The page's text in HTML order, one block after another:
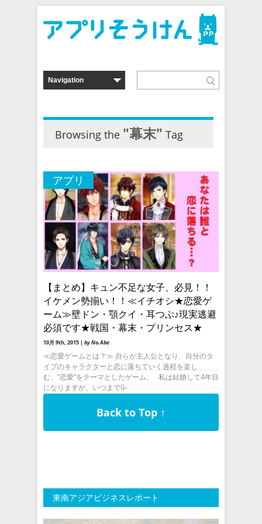
Browsing the "幕末" Tag
アプリ
【まとめ】キュン不足な女子、必見！！
イケメン勢揃い！！≪イチオシ★恋愛ゲ
ーム≫壁ドン・顎クイ・耳つぶ♪現実逃避
必須です★戦国・幕末・プリンセス★
10月 9th, 2015 | by No.Abe
≪恋愛ゲームとは？≫ 自らが主人公となり、自分のタ
イプのキャラクターと恋に落ちていく過程を楽し
む、”恋愛”をテーマとしたゲーム。 私は結婚して4年目
になりますが、いつまでも̶
Back to Top ↑
東南アジアビジネスレポート